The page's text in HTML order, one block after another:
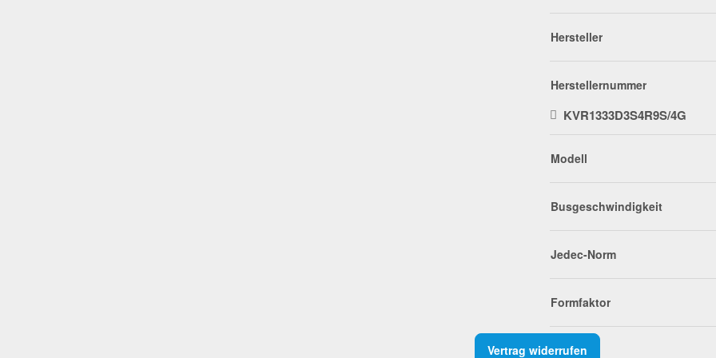
Hersteller
Herstellernummer
KVR1333D3S4R9S/4G
Modell
Busgeschwindigkeit
Jedec-Norm
Formfaktor
Vertrag widerrufen